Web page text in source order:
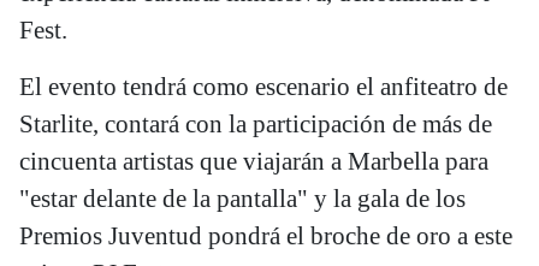
Fest.
El evento tendrá como escenario el anfiteatro de
Starlite, contará con la participación de más de
cincuenta artistas que viajarán a Marbella para
"estar delante de la pantalla" y la gala de los
Premios Juventud pondrá el broche de oro a este